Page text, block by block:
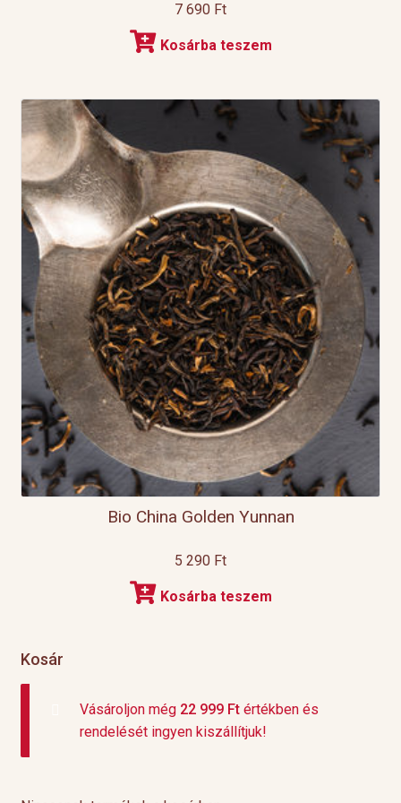
7 690 Ft
Kosárba teszem
Bio China Golden Yunnan
5 290 Ft
Kosárba teszem
Kosár
Vásároljon még 22 999 Ftértékben és
rendelését ingyen kiszállítjuk!